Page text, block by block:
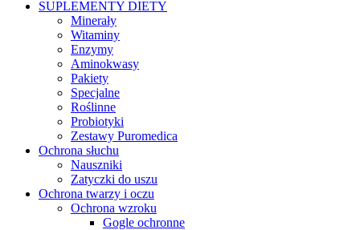
SUPLEMENTY DIETY
Minerały
Witaminy
Enzymy
Aminokwasy
Pakiety
Specjalne
Roślinne
Probiotyki
Zestawy Puromedica
Ochrona słuchu
Nauszniki
Zatyczki do uszu
Ochrona twarzy i oczu
Ochrona wzroku
Gogle ochronne